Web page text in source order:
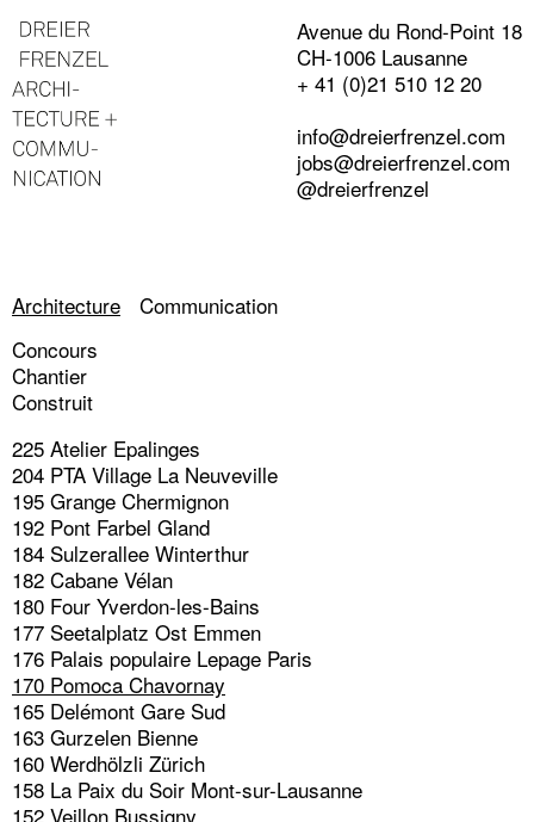
Avenue du Rond-Point 18
CH-1006 Lausanne
+ 41 (0)21 510 12 20
info@dreierfrenzel.com
jobs@dreierfrenzel.com
@dreierfrenzel
Architecture
Communication
Concours
Chantier
Construit
225 Atelier Epalinges
204 PTA Village La Neuveville
195 Grange Chermignon
192 Pont Farbel Gland
184 Sulzerallee Winterthur
182 Cabane Vélan
180 Four Yverdon-les-Bains
177 Seetalplatz Ost Emmen
176 Palais populaire Lepage Paris
170 Pomoca Chavornay
165 Delémont Gare Sud
163 Gurzelen Bienne
160 Werdhölzli Zürich
158 La Paix du Soir Mont-sur-Lausanne
152 Veillon Bussigny